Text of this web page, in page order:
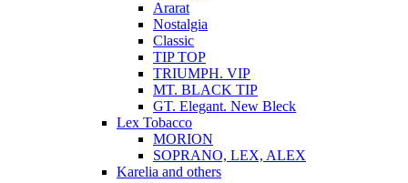
Ararat
Nostalgia
Classic
TIP TOP
TRIUMPH. VIP
MT. BLACK TIP
GT. Elegant. New Bleck
Lex Tobacco
MORION
SOPRANO, LEX, ALEX
Karelia and others